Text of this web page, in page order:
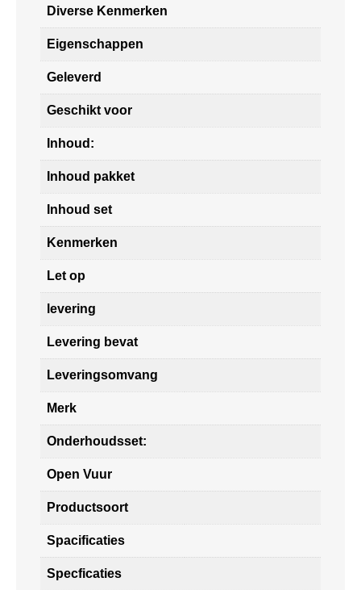
Diverse Kenmerken
Eigenschappen
Geleverd
Geschikt voor
Inhoud:
Inhoud pakket
Inhoud set
Kenmerken
Let op
levering
Levering bevat
Leveringsomvang
Merk
Onderhoudsset:
Open Vuur
Productsoort
Spacificaties
Specficaties